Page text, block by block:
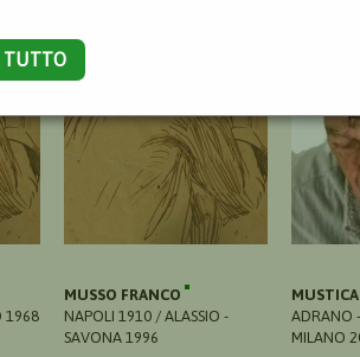
TUTTO
1968
MUSSO FRANCO
NAPOLI 1910 / ALASSIO -
SAVONA 1996
ADRANO
MILANO